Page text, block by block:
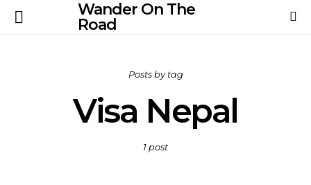
Wander On The
Road
Posts by tag
Visa Nepal
1 post